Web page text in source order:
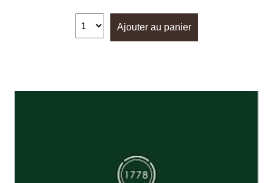
Ajouter au panier